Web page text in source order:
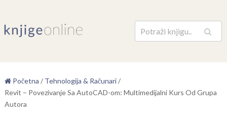
Pretraga
Početna / Tehnologija & Računari/
Revit – Povezivanje Sa AutoCAD-om: Multimedijalni Kurs Od Grupa
Autora